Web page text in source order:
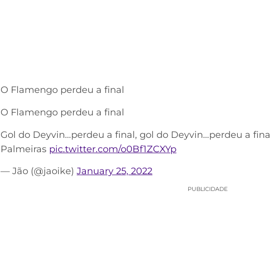
O Flamengo perdeu a final
O Flamengo perdeu a final
Gol do Deyvin…perdeu a final, gol do Deyvin…perdeu a
Palmeiras pic.twitter.com/o0Bf1ZCXYp
— Jão (@jaoike) January 25, 2022
PUBLICIDADE